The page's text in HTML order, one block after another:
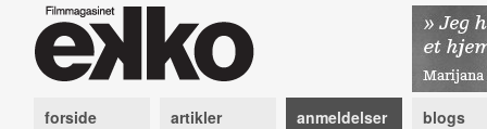
forside artikler anmeldelser blogs